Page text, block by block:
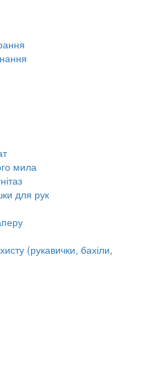
мила
для рук
(рукавички, бахіли,